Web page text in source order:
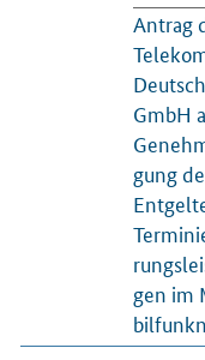
An­trag
GmbH
gung
gen im